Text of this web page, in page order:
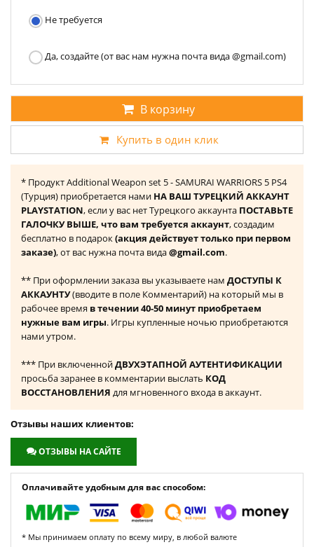
Не требуется
Да, создайте (от вас нам нужна почта вида @gmail.com)
В корзину
Купить в один клик
* Продукт Additional Weapon set 5 - SAMURAI WARRIORS 5 PS4
(Турция) приобретается нами НА ВАШ ТУРЕЦКИЙ АККАУНТ
PLAYSTATION, если у вас нет Турецкого аккаунта ПОСТАВЬТЕ
ГАЛОЧКУ ВЫШЕ, что вам требуется аккаунт, создадим
бесплатно в подарок(акция действует только при первом
заказе), от вас нужна почта вида@gmail.com.
** При оформлении заказа вы указываете нам ДОСТУПЫ К
АККАУНТУ(вводите в поле Комментарий) на который мы в
рабочее время в течении 40-50 минут приобретаем
нужные вам игры. Игры купленные ночью приобретаются
нами утром.
*** При включеннойДВУХЭТАПНОЙ АУТЕНТИФИКАЦИИ
просьба заранее в комментарии выслать КОД
ВОССТАНОВЛЕНИЯ для мгновенного входа в аккаунт.
Отзывы наших клиентов:
ОТЗЫВЫ НА САЙТЕ
Оплачивайте удобным для вас способом:
* Мы принимаем оплату по всему миру, в любой валюте